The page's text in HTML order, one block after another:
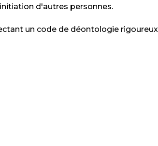
d'autres personnes.
un code de déontologie